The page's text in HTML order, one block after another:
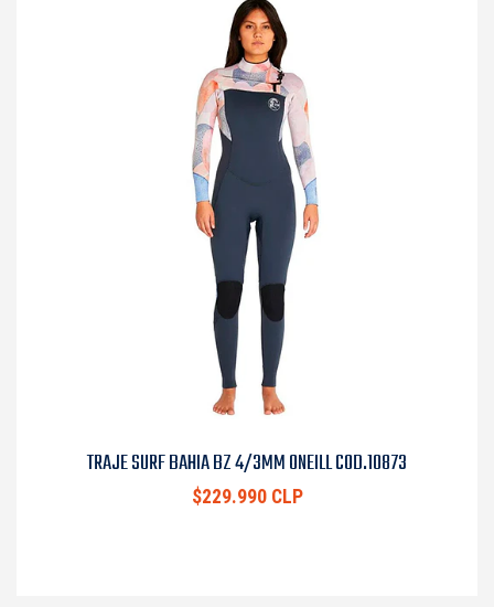
TRAJE SURF BAHIA BZ 4/3MM ONEILL COD.10873
$229.990 CLP